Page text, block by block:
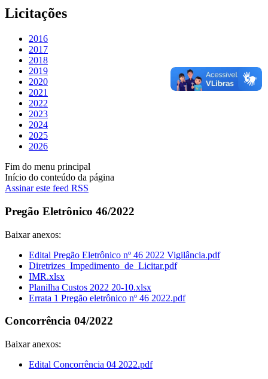
Licitações
2016
2017
2018
2019
2020
2021
2022
2023
2024
2025
2026
Fim do menu principal
Início do conteúdo da página
Assinar este feed RSS
Pregão Eletrônico 46/2022
Baixar anexos:
Edital Pregão Eletrônico nº 46 2022 Vigilância.pdf
Diretrizes_Impedimento_de_Licitar.pdf
IMR.xlsx
Planilha Custos 2022 20-10.xlsx
Errata 1 Pregão eletrônico nº 46 2022.pdf
Concorrência 04/2022
Baixar anexos:
Edital Concorrência 04 2022.pdf